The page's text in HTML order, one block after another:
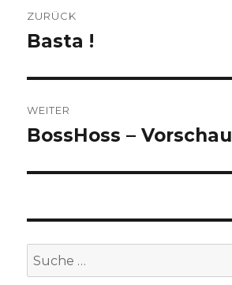
ZURÜCK
Vorheriger
Basta !
WEITER
Nächster
BossHoss – Vorschau
Suche
nach: